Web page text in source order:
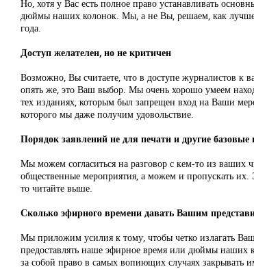
Но, хотя у Вас есть полное право устанавливать
дюймы наших колонок. Мы, а не Вы, решаем, как
года.
Доступ желателен, но не критичен
Возможно, Вы считаете, что в доступе журналистов
опять же, это Ваш выбор. Мы очень хорошо умеем
тех изданиях, которым был запрещен вход на Ваши
которого мы даже получим удовольствие.
Порядок заявлений не для печати и другие
Мы можем согласиться на разговор с кем-то из
общественные мероприятия, а можем и пропускать
то читайте выше.
Сколько эфирного времени давать Вашим
Мы приложим усилия к тому, чтобы четко излагать
предоставлять наше эфирное время или дюймы наших
за собой право в самых вопиющих случаях